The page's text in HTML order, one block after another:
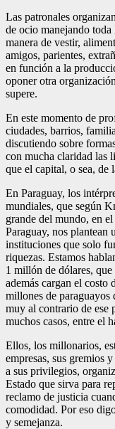
Las patronales
de ocio manejando toda
manera de vestir,
amigos, parientes,
en función a la
oponer otra
supere.
En este momento de
ciudades, barrios,
discutiendo sobre
con mucha claridad las
que el capital, o sea, de
En Paraguay, los
mundiales, que según
grande del mundo, en
Paraguay, nos plantean
instituciones que solo
riquezas. Estamos
1 millón de dólares, que
además cargan el costo
millones de paraguayos
muy al contrario de ese
muchos casos, entre el
Ellos, los millonarios,
empresas, sus gremios
a sus privilegios,
Estado que sirva para
reclamo de justicia
comodidad. Por eso
y semejanza.